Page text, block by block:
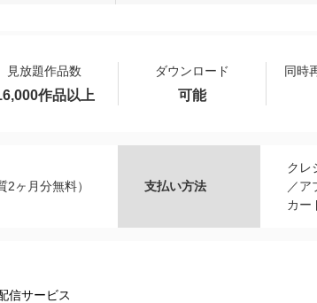
見放題作品数 ダウンロード 同時
作品以上 可能
ヶ月分無料） 支払い方法
クレ
／ア
カー
信サービス